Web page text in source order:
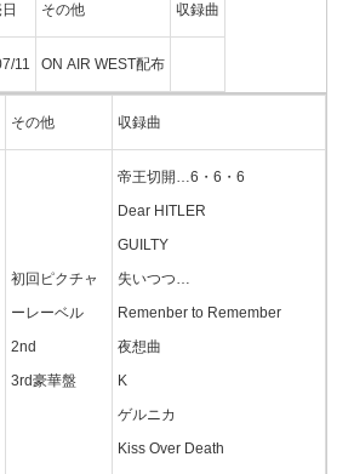
その他 収録曲
11 ON AIR WEST配布
その他 収録曲
初回ピクチャ
ーレーベル
2nd
3rd豪華盤
帝王切開…6・6・6
Dear HITLER
GUILTY
失いつつ…
Remenber to Remember
夜想曲
K
ゲルニカ
Kiss Over Death